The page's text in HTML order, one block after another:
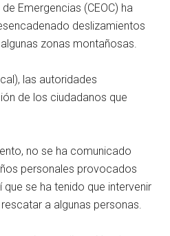
Emergencias (CEOC) ha
deslizamientos
zonas montañosas.
las autoridades
de los ciudadanos que
no se ha comunicado
personales provocados
se ha tenido que intervenir
a algunas personas.